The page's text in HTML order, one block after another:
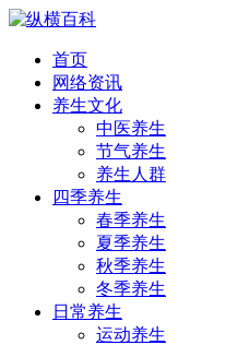
首页
网络资讯
养生文化
中医养生
节气养生
养生人群
四季养生
春季养生
夏季养生
秋季养生
冬季养生
日常养生
运动养生